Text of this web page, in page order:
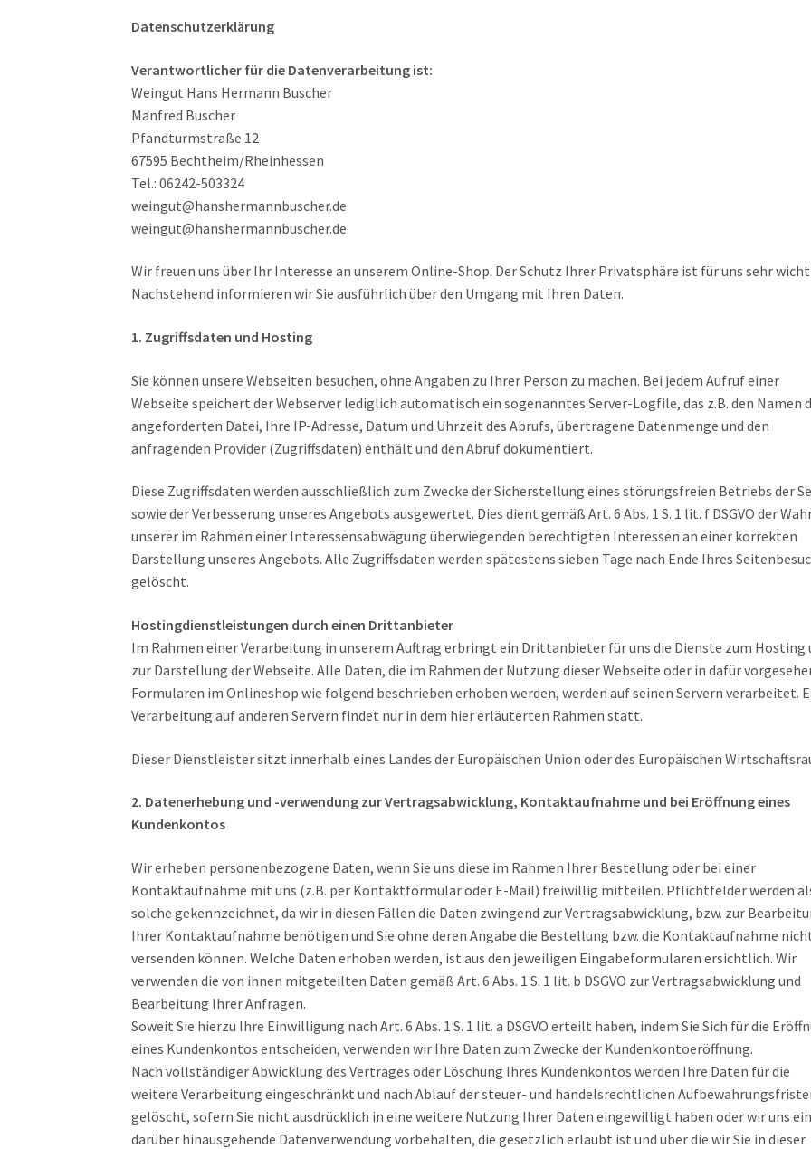
Datenschutzerklärung
Verantwortlicher für die Datenverarbeitung ist:
Weingut Hans Hermann Buscher
Manfred Buscher
Pfandturmstraße 12
67595 Bechtheim/Rheinhessen
Tel.: 06242-503324
weingut@hanshermannbuscher.de
weingut@hanshermannbuscher.de
Wir freuen uns über Ihr Interesse an unserem Online-Shop. Der Schutz Ihrer Privatsphäre ist für uns sehr
Nachstehend informieren wir Sie ausführlich über den Umgang mit Ihren Daten.
1. Zugriffsdaten und Hosting
Sie können unsere Webseiten besuchen, ohne Angaben zu Ihrer Person zu machen. Bei jedem Aufruf einer
Webseite speichert der Webserver lediglich automatisch ein sogenanntes Server-Logfile, das z.B. den Namen
angeforderten Datei, Ihre IP-Adresse, Datum und Uhrzeit des Abrufs, übertragene Datenmenge und den
anfragenden Provider (Zugriffsdaten) enthält und den Abruf dokumentiert.
Diese Zugriffsdaten werden ausschließlich zum Zwecke der Sicherstellung eines störungsfreien Betriebs der
sowie der Verbesserung unseres Angebots ausgewertet. Dies dient gemäß Art. 6 Abs. 1 S. 1 lit. f DSGVO der
unserer im Rahmen einer Interessensabwägung überwiegenden berechtigten Interessen an einer korrekten
Darstellung unseres Angebots. Alle Zugriffsdaten werden spätestens sieben Tage nach Ende Ihres
gelöscht.
Hostingdienstleistungen durch einen Drittanbieter
Im Rahmen einer Verarbeitung in unserem Auftrag erbringt ein Drittanbieter für uns die Dienste zum Hosting
zur Darstellung der Webseite. Alle Daten, die im Rahmen der Nutzung dieser Webseite oder in dafür
Formularen im Onlineshop wie folgend beschrieben erhoben werden, werden auf seinen Servern verarbeitet.
Verarbeitung auf anderen Servern findet nur in dem hier erläuterten Rahmen statt.
Dieser Dienstleister sitzt innerhalb eines Landes der Europäischen Union oder des Europäischen
2. Datenerhebung und -verwendung zur Vertragsabwicklung, Kontaktaufnahme und bei Eröffnung eines
Kundenkontos
Wir erheben personenbezogene Daten, wenn Sie uns diese im Rahmen Ihrer Bestellung oder bei einer
Kontaktaufnahme mit uns (z.B. per Kontaktformular oder E-Mail) freiwillig mitteilen. Pflichtfelder werden
solche gekennzeichnet, da wir in diesen Fällen die Daten zwingend zur Vertragsabwicklung, bzw. zur
Ihrer Kontaktaufnahme benötigen und Sie ohne deren Angabe die Bestellung bzw. die Kontaktaufnahme
versenden können. Welche Daten erhoben werden, ist aus den jeweiligen Eingabeformularen ersichtlich. Wir
verwenden die von ihnen mitgeteilten Daten gemäß Art. 6 Abs. 1 S. 1 lit. b DSGVO zur Vertragsabwicklung und
Bearbeitung Ihrer Anfragen.
Soweit Sie hierzu Ihre Einwilligung nach Art. 6 Abs. 1 S. 1 lit. a DSGVO erteilt haben, indem Sie Sich für die
eines Kundenkontos entscheiden, verwenden wir Ihre Daten zum Zwecke der Kundenkontoeröffnung.
Nach vollständiger Abwicklung des Vertrages oder Löschung Ihres Kundenkontos werden Ihre Daten für die
weitere Verarbeitung eingeschränkt und nach Ablauf der steuer- und handelsrechtlichen
gelöscht, sofern Sie nicht ausdrücklich in eine weitere Nutzung Ihrer Daten eingewilligt haben oder wir uns
darüber hinausgehende Datenverwendung vorbehalten, die gesetzlich erlaubt ist und über die wir Sie in dieser